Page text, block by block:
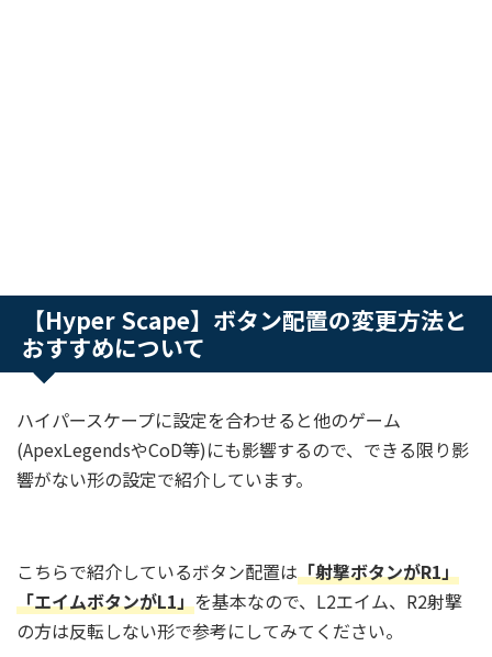
【Hyper Scape】ボタン配置の変更方法と
おすすめについて
ハイパースケープに設定を合わせると他のゲーム
(ApexLegendsやCoD等)にも影響するので、できる限り影
響がない形の設定で紹介しています。
こちらで紹介しているボタン配置は「射撃ボタンがR1」
「エイムボタンがL1」を基本なので、L2エイム、R2射撃
の方は反転しない形で参考にしてみてください。